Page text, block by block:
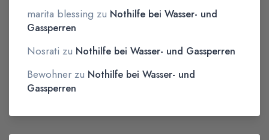
marita blessing zu Nothilfe bei Wasser- und
Gassperren
Nosrati zu Nothilfe bei Wasser- und Gassperren
Bewohnerzu Nothilfe bei Wasser- und
Gassperren